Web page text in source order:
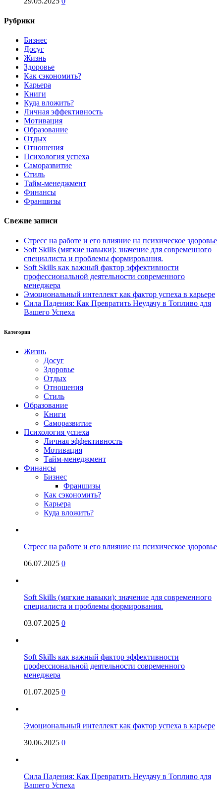
Рубрики
Бизнес
Досуг
Жизнь
Здоровье
Как сэкономить?
Карьера
Книги
Куда вложить?
Личная эффективность
Мотивация
Образование
Отдых
Отношения
Психология успеха
Саморазвитие
Стиль
Тайм-менеджмент
Финансы
Франшизы
Свежие записи
Стресс на работе и его влияние на психическое здоровье
Soft Skills (мягкие навыки): значение для современного
специалиста и проблемы формирования.
Soft Skills как важный фактор эффективности
профессиональной деятельности современного
менеджера
Эмоциональный интеллект как фактор успеха в карьере
Сила Падения: Как Превратить Неудачу в Топливо для
Вашего Успеха
Категории
Жизнь
Досуг
Здоровье
Отдых
Отношения
Стиль
Образование
Книги
Саморазвитие
Психология успеха
Личная эффективность
Мотивация
Тайм-менеджмент
Финансы
Бизнес
Франшизы
Как сэкономить?
Карьера
Куда вложить?
Стресс на работе и его влияние на психическое здоровье
06.07.2025 0
Soft Skills (мягкие навыки): значение для современного
специалиста и проблемы формирования.
03.07.2025 0
Soft Skills как важный фактор эффективности
профессиональной деятельности современного
менеджера
01.07.2025 0
Эмоциональный интеллект как фактор успеха в карьере
30.06.2025 0
Сила Падения: Как Превратить Неудачу в Топливо для
Вашего Успеха